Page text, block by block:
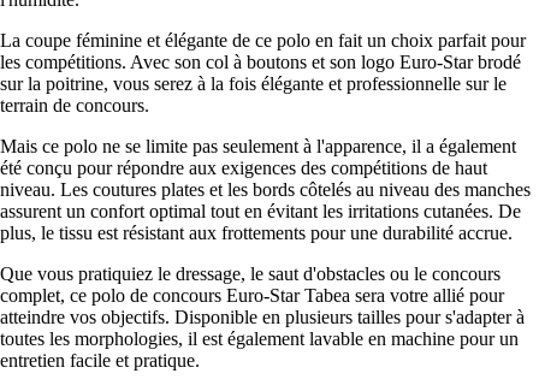
La coupe féminine et élégante de ce polo en fait un choix parfait pour
les compétitions. Avec son col à boutons et son logo Euro-Star brodé
sur la poitrine, vous serez à la fois élégante et professionnelle sur le
terrain de concours.
Mais ce polo ne se limite pas seulement à l'apparence, il a également
été conçu pour répondre aux exigences des compétitions de haut
niveau. Les coutures plates et les bords côtelés au niveau des manches
assurent un confort optimal tout en évitant les irritations cutanées. De
plus, le tissu est résistant aux frottements pour une durabilité accrue.
Que vous pratiquiez le dressage, le saut d'obstacles ou le concours
complet, ce polo de concours Euro-Star Tabea sera votre allié pour
atteindre vos objectifs. Disponible en plusieurs tailles pour s'adapter à
toutes les morphologies, il est également lavable en machine pour un
entretien facile et pratique.